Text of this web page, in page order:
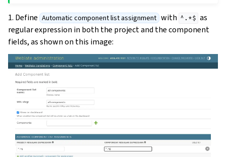
1. Define Automatic component list assignment with ^.*$ as
regular expression in both the project and the component
fields, as shown on this image: